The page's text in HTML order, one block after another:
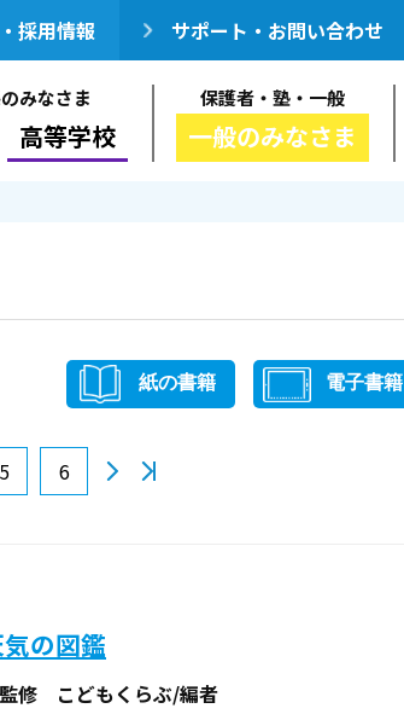
採用情報 サポート・お問い合わせ
みなさま
高等学校
保護者・塾・一般
一般のみなさま
紙の書籍 電子書籍
5 6
の図鑑
修 こどもくらぶ/編者